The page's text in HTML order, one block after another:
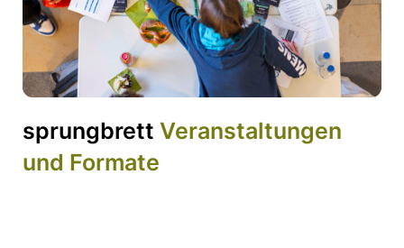
sprungbrett Veranstaltungen
und Formate